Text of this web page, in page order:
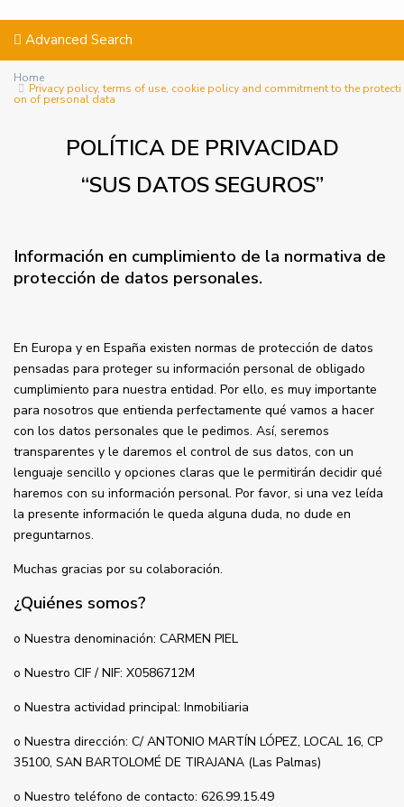
Advanced Search
Home
Privacy policy, terms of use, cookie policy and commitment to the protecti
on of personal data
POLÍTICA DE PRIVACIDAD
“SUS DATOS SEGUROS”
Información en cumplimiento de la normativa de
protección de datos personales.
En Europa y en España existen normas de protección de datos
pensadas para proteger su información personal de obligado
cumplimiento para nuestra entidad. Por ello, es muy importante
para nosotros que entienda perfectamente qué vamos a hacer
con los datos personales que le pedimos. Así, seremos
transparentes y le daremos el control de sus datos, con un
lenguaje sencillo y opciones claras que le permitirán decidir qué
haremos con su información personal. Por favor, si una vez leída
la presente información le queda alguna duda, no dude en
preguntarnos.
Muchas gracias por su colaboración.
¿Quiénes somos?
o Nuestra denominación: CARMEN PIEL
o Nuestro CIF / NIF: X0586712M
o Nuestra actividad principal: Inmobiliaria
o Nuestra dirección: C/ ANTONIO MARTÍN LÓPEZ, LOCAL 16, CP
35100, SAN BARTOLOMÉ DE TIRAJANA (Las Palmas)
o Nuestro teléfono de contacto: 626.99.15.49